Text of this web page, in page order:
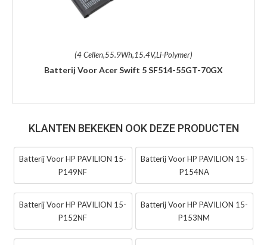
(4 Cellen,55.9Wh,15.4V,Li-Polymer)
Batterij Voor Acer Swift 5 SF514-55GT-70GX
KLANTEN BEKEKEN OOK DEZE PRODUCTEN
Batterij Voor HP PAVILION 15-
P149NF
Batterij Voor HP PAVILION 15-
P154NA
Batterij Voor HP PAVILION 15-
P152NF
Batterij Voor HP PAVILION 15-
P153NM